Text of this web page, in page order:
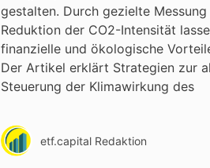
gestalten. Durch gezielte Messung
Reduktion der CO2-Intensität
finanzielle und ökologische
Der Artikel erklärt Strategien zur
Steuerung der Klimawirkung des
etf.capital Redaktion